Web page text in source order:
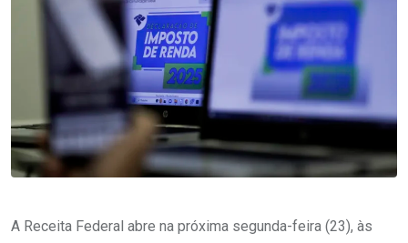
A Receita Federal abre na próxima segunda-feira (23), às